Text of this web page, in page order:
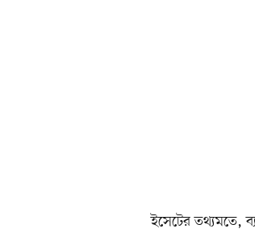
ইসেটের তথ্যমতে,